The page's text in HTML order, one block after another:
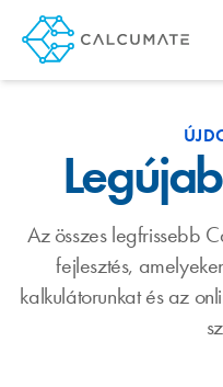
Az összes legfrissebb
fejlesztés,
kalkulátorunkat és az